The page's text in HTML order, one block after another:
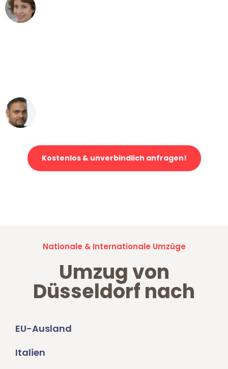
Kostenlos & unverbindlich anfragen!
Nationale & Internationale Umzüge
Umzug von
Düsseldorf nach
EU-Ausland
Italien